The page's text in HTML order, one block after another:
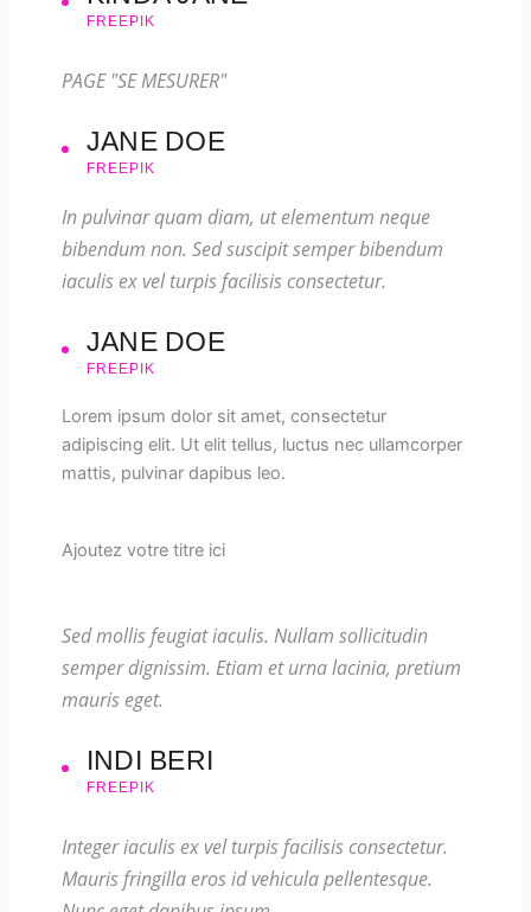
FREEPIK
PAGE "SE MESURER"
JANE DOE
FREEPIK
In pulvinar quam diam, ut elementum neque
bibendum non. Sed suscipit semper bibendum
iaculis ex vel turpis facilisis consectetur.
JANE DOE
FREEPIK
Lorem ipsum dolor sit amet, consectetur
adipiscing elit. Ut elit tellus, luctus nec ullamcorper
mattis, pulvinar dapibus leo.
Ajoutez votre titre ici
Sed mollis feugiat iaculis. Nullam sollicitudin
semper dignissim. Etiam et urna lacinia, pretium
mauris eget.
INDI BERI
FREEPIK
Integer iaculis ex vel turpis facilisis consectetur.
Mauris fringilla eros id vehicula pellentesque.